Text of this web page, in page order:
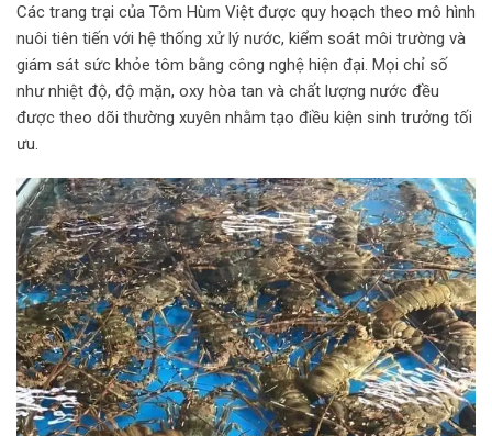
Các trang trại của Tôm Hùm Việt được quy hoạch theo mô hình
nuôi tiên tiến với hệ thống xử lý nước, kiểm soát môi trường và
giám sát sức khỏe tôm bằng công nghệ hiện đại. Mọi chỉ số
như nhiệt độ, độ mặn, oxy hòa tan và chất lượng nước đều
được theo dõi thường xuyên nhằm tạo điều kiện sinh trưởng tối
ưu.